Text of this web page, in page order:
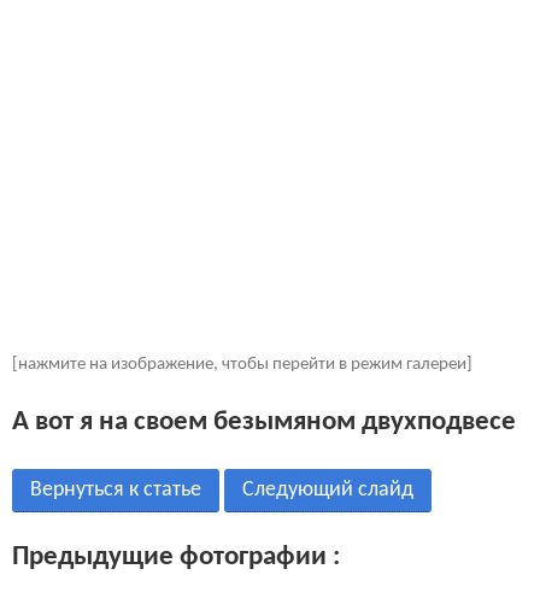
[нажмите на изображение, чтобы перейти в режим галереи]
А вот я на своем безымяном двухподвесе
Вернуться к статье Следующий слайд
Предыдущие фотографии :